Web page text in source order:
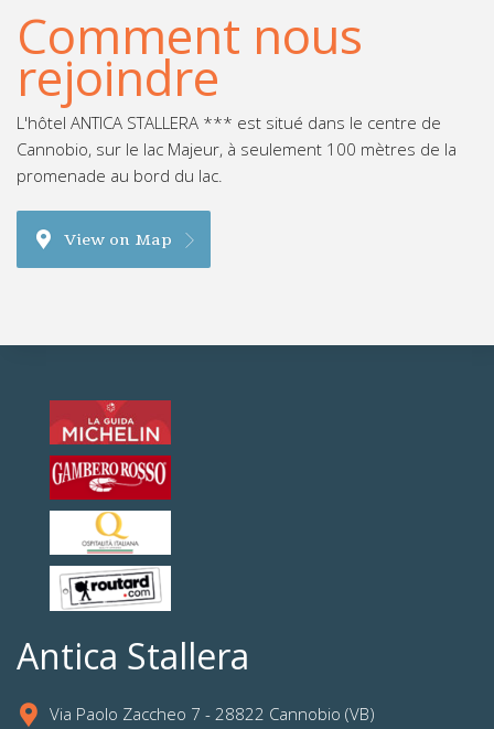
Comment nous
rejoindre
L'hôtel ANTICA STALLERA *** est situé dans le centre de
Cannobio, sur le lac Majeur, à seulement 100 mètres de la
promenade au bord du lac.
View on Map
Antica Stallera
Via Paolo Zaccheo 7 - 28822 Cannobio (VB)